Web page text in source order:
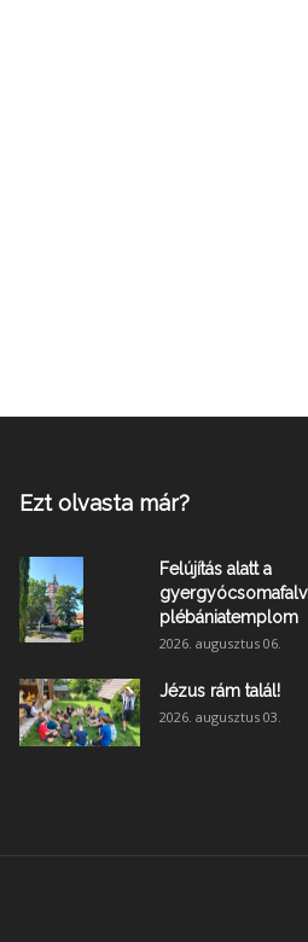
Ezt olvasta már?
Felújítás alatt a
plébániatemplom
2026. augusztus 06.
Jézus rám talál!
2026. augusztus 03.